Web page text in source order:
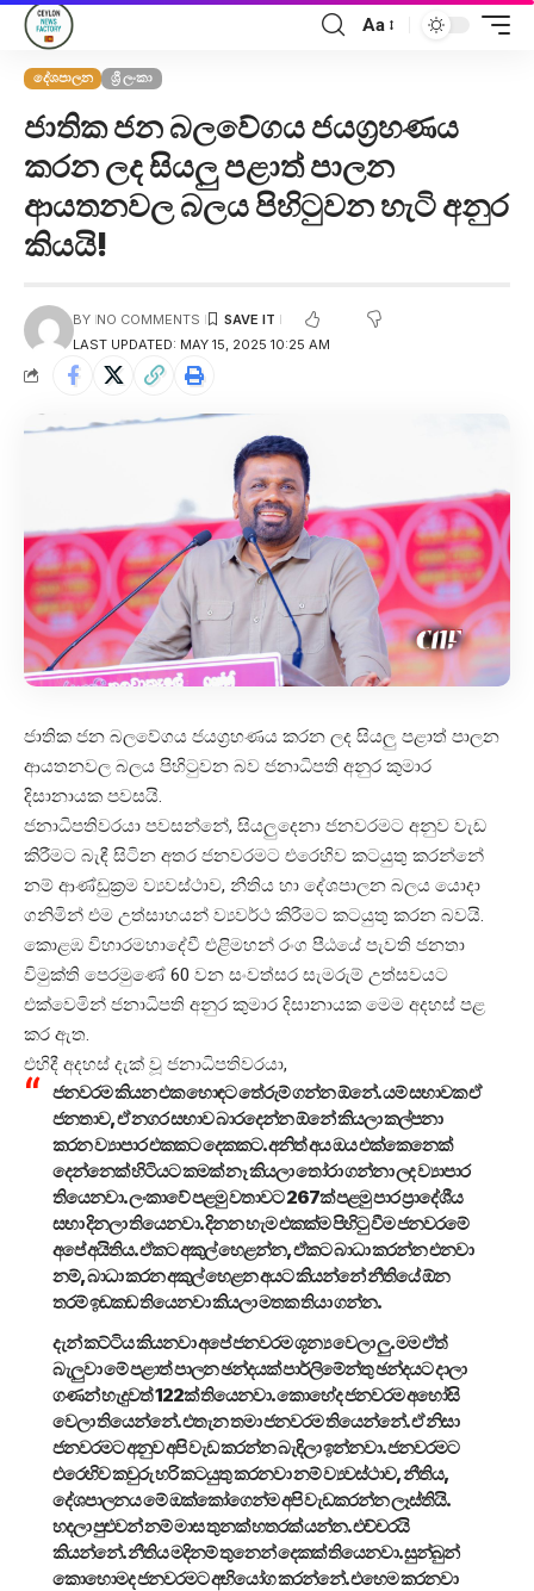
Aa
දේශපාලන ශ්‍රී ලංකා
ජාතික ජන බලවේගය ජයග්‍රහණය
කරන ලද සියලු පළාත් පාලන
ආයතනවල බලය පිහිටුවන හැටි අනුර
කියයි!
LAST UPDATED: MAY 15, 2025 10:25 AM
BY NO COMMENTS
ජාතික ජන බලවේගය ජයග්‍රහණය කරන ලද සියලු පළාත් පාලන
ආයතනවල බලය පිහිටුවන බව ජනාධිපති අනුර කුමාර
දිසානායක පවසයි.
ජනාධිපතිවරයා පවසන්නේ, සියලුදෙනා ජනවරමට අනුව වැඩ
කිරීමට බැඳී සිටින අතර ජනවරමට එරෙහිව කටයුතු කරන්නේ
නම් ආණ්ඩුක්‍රම ව්‍යවස්ථාව, නීතිය හා දේශපාලන බලය යොදා
ගනිමින් එම උත්සාහයන් ව්‍යවර්ථ කිරීමට කටයුතු කරන බවයි.
කොළඹ විහාරමහාදේවී එළිමහන් රංග පීඨයේ පැවති ජනතා
විමුක්ති පෙරමුණේ 60 වන සංවත්සර සැමරුම් උත්සවයට
එක්වෙමින් ජනාධිපති අනුර කුමාර දිසානායක මෙම අදහස් පළ
කර ඇත.
එහිදී අදහස් දැක් වූ ජනාධිපතිවරයා,
ජනවරම කියන එක හොඳට තේරුම් ගන්න ඕනේ. යම් සභාවක ඒ
ජනතාව, ඒ නගර සභාව බාරදෙන්න ඕනේ කියලා කල්පනා
කරන ව්‍යාපාර එකකට දෙකකට. අනිත් අය ඔය එක්කෙනෙක්
දෙන්නෙක් හිටියට කමක් නෑ කියලා තෝරා ගන්නා ලද ව්‍යාපාර
තියෙනවා. ලංකාවේ පළමු වතාවට 267ක් පළමු පාර ප්‍රාදේශීය
සභා දිනලා තියෙනවා. දිනන හැම එකක්ම පිහිටු වීම ජනවරමේ
අපේ අයිතිය. ඒකට අකුල් හෙළන්න, ඒකට බාධා කරන්න එනවා
නම්, බාධා කරන අකුල් හෙළන අයට කියන්නේ නීතියේ ඕන
තරම් ඉඩකඩ තියෙනවා කියලා මතක තියා ගන්න.
දැන් කට්ටිය කියනවා අපේ ජනවරම ශූන්‍ය වෙලා ලු. මම ඒත්
බැලුවා මේ පළාත් පාලන ඡන්දයක් පාර්ලිමේන්තු ඡන්දයට දාලා
ගණන් හැදුවත් 122ක් තියෙනවා. කොහේද ජනවරම අහෝසි
වෙලා තියෙන්නේ. එතැන තමා ජනවරම තියෙන්නේ. ඒ නිසා
ජනවරමට අනුව අපි වැඩ කරන්න බැඳිලා ඉන්නවා. ජනවරමට
එරෙහිව කවුරු හරි කටයුතු කරනවා නම් ව්‍යවස්ථාව, නීතිය,
දේශපාලනය මේ ඔක්කෝගෙන්ම අපි වැඩකරන්න ලෑස්තියි.
හදලා පුළුවන් නම් මාස තුනක් හතරක් යන්න. එච්චරයි
කියන්නේ. නීතිය මදිනම් තුනෙන් දෙකක් තියෙනවා. සුන්බුන්
කොහොමද ජනවරමට අභියෝග කරන්නේ. එහෙම කරනවා